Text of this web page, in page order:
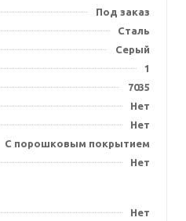
Под заказ
Сталь
Серый
1
7035
Нет
Нет
С порошковым покрытием
Нет
Нет